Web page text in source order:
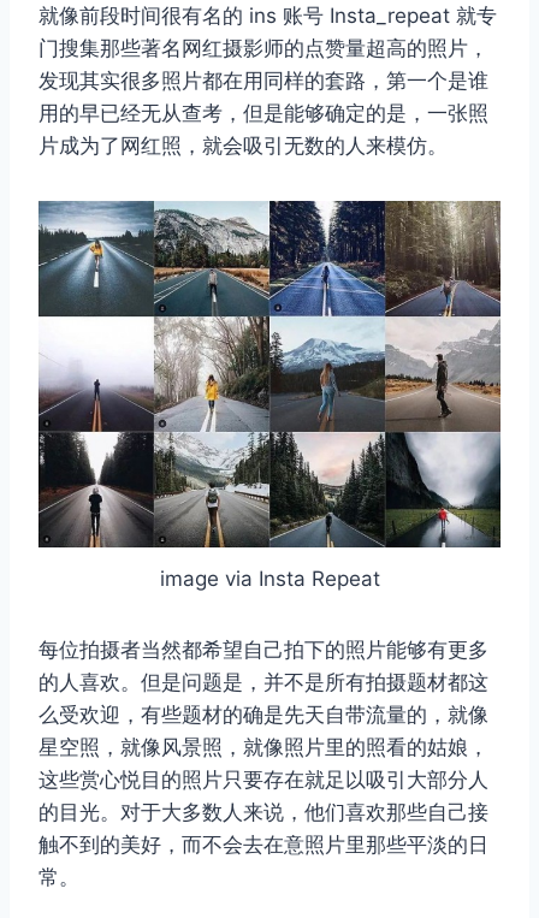
就像前段时间很有名的 ins 账号 Insta_repeat 就专
门搜集那些著名网红摄影师的点赞量超高的照片，
发现其实很多照片都在用同样的套路，第一个是谁
用的早已经无从查考，但是能够确定的是，一张照
片成为了网红照，就会吸引无数的人来模仿。
image via Insta Repeat
每位拍摄者当然都希望自己拍下的照片能够有更多
的人喜欢。但是问题是，并不是所有拍摄题材都这
么受欢迎，有些题材的确是先天自带流量的，就像
星空照，就像风景照，就像照片里的照看的姑娘，
这些赏心悦目的照片只要存在就足以吸引大部分人
的目光。对于大多数人来说，他们喜欢那些自己接
触不到的美好，而不会去在意照片里那些平淡的日
常。